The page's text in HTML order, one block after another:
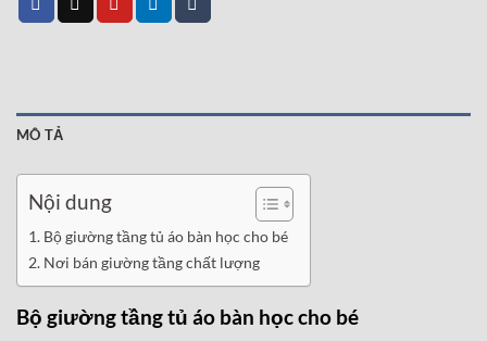
MÔ TẢ
Nội dung
Bộ giường tầng tủ áo bàn học cho bé
Nơi bán giường tầng chất lượng
Bộ giường tầng tủ áo bàn học cho bé